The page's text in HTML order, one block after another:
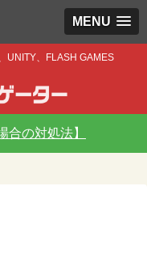
MENU
UNITY、FLASH GAMES
合の対処法】